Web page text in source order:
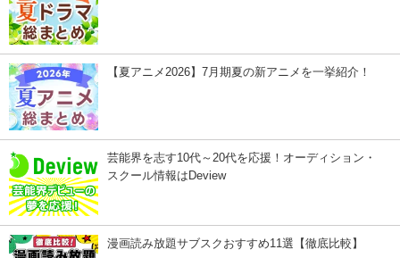
【夏アニメ2026】7月期夏の新アニメを一挙紹介！
芸能界を志す10代～20代を応援！オーディション・
スクール情報はDeview
漫画読み放題サブスクおすすめ11選【徹底比較】